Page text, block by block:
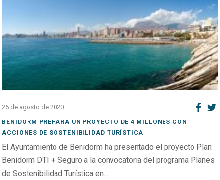
26 de agosto de 2020
BENIDORM PREPARA UN PROYECTO DE 4 MILLONES CON
ACCIONES DE SOSTENIBILIDAD TURÍSTICA
El Ayuntamiento de Benidorm ha presentado el proyecto Plan
Benidorm DTI + Seguro a la convocatoria del programa Planes
de Sostenibilidad Turística en...